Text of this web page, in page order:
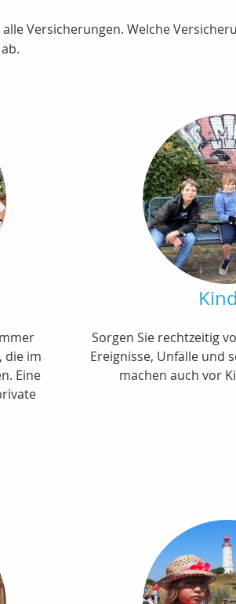
Versicherungen. Welche
die im
Eine
Sorgen Sie rechtzeitig
Ereignisse, Unfälle und
machen auch vor